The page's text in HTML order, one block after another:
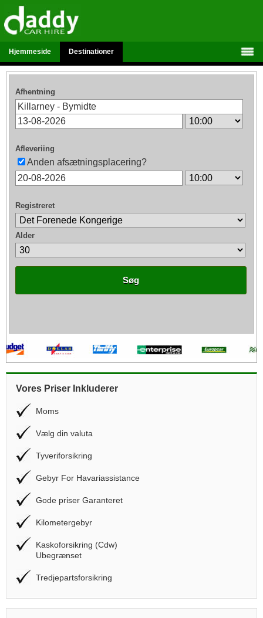
Hjemmeside Destinationer
Afhentning
Afleveriing
Anden afsætningsplacering?
Registreret
Alder
Søg
Vores Priser Inkluderer
Moms
Vælg din valuta
Tyveriforsikring
Gebyr For Havariassistance
Gode priser Garanteret
Kilometergebyr
Kaskoforsikring (Cdw)
Ubegrænset
Tredjepartsforsikring